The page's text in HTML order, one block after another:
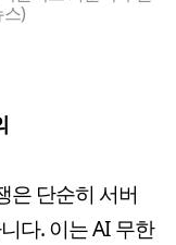
)
은 단순히 서버
다. 이는 AI 무한